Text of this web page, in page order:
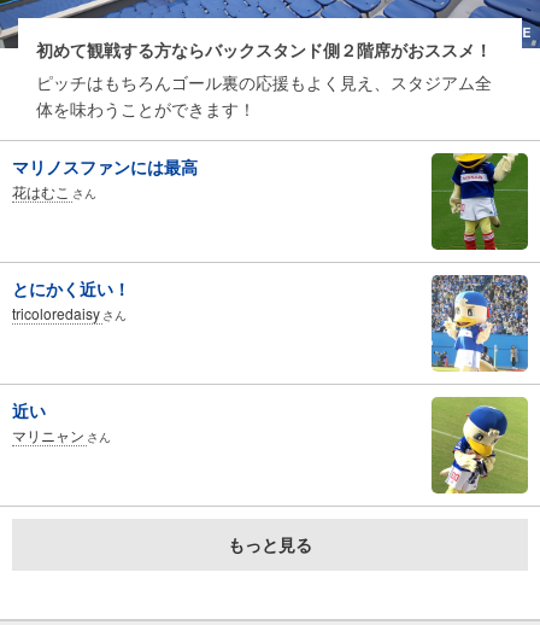
初めて観戦する方ならバックスタンド側２階席がおススメ！
ピッチはもちろんゴール裏の応援もよく見え、スタジアム全
体を味わうことができます！
マリノスファンには最高
花はむこ さん
とにかく近い！
tricoloredaisy さん
近い
マリニャン さん
もっと見る